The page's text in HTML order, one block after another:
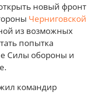
новый фронт
Черниговской
из возможных
попытка
Силы обороны и
командир